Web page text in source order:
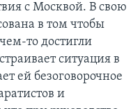
с Москвой. В свою
в том чтобы
то достигли
ситуация в
ей безоговорочное
и